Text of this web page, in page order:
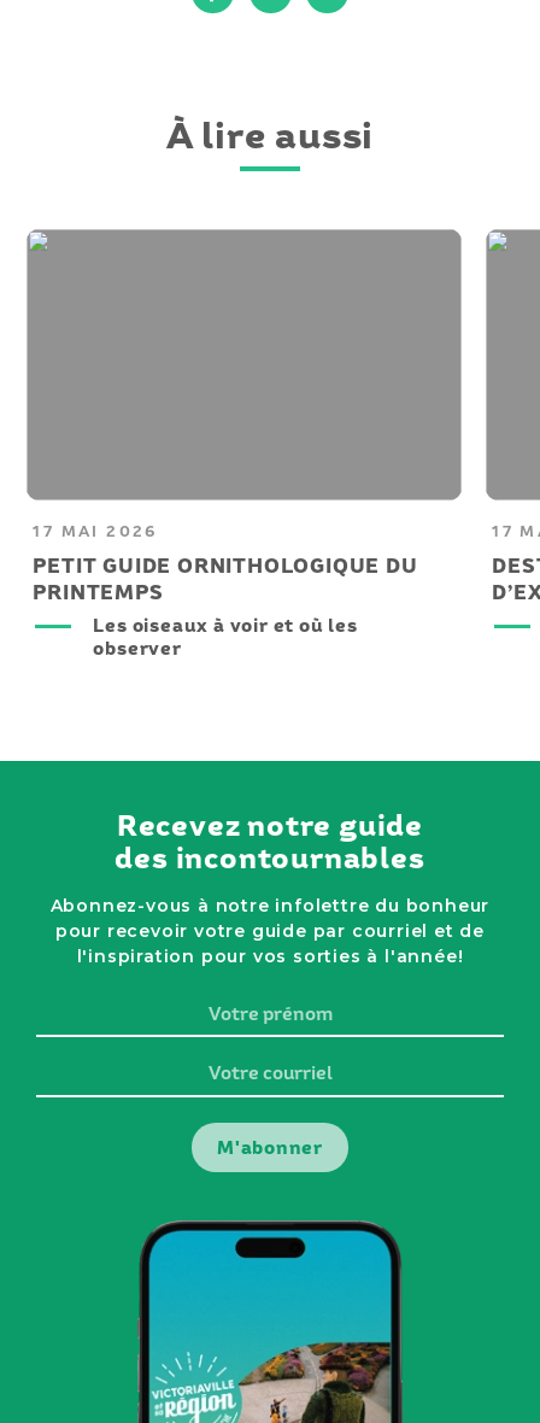
À lire aussi
17 MAI 2026
PETIT GUIDE ORNITHOLOGIQUE DU
PRINTEMPS
Les oiseaux à voir et où les
observer
17
Recevez notre guide
des incontournables
Abonnez-vous à notre infolettre du bonheur
pour recevoir votre guide par courriel et de
l'inspiration pour vos sorties à l'année!
prénom
courriel